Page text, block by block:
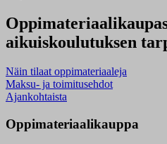
aikuiskoulutuksen
Näin tilaat oppimateriaaleja
Maksu- ja toimitusehdot
Ajankohtaista
Oppimateriaalikauppa